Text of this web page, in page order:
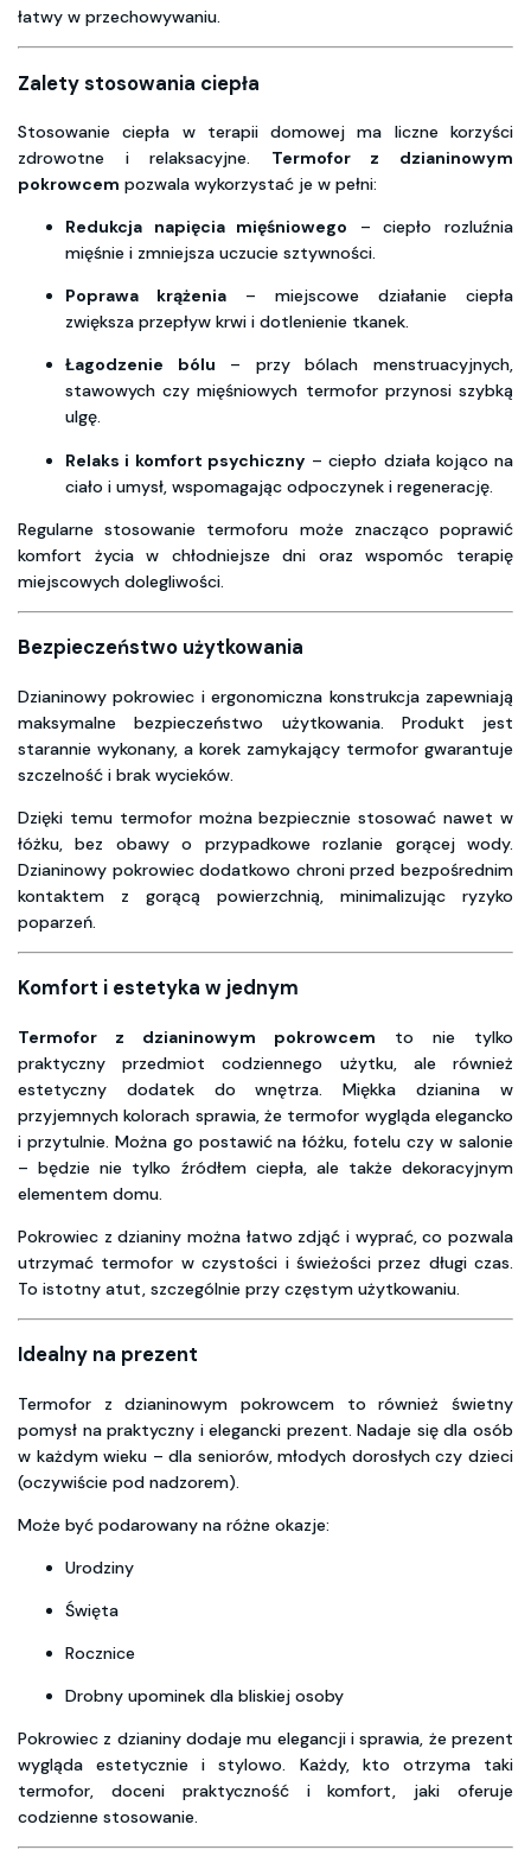
łatwy w przechowywaniu.
Zalety stosowania ciepła
Stosowanie ciepła w terapii domowej ma liczne korzyści
zdrowotne i relaksacyjne. Termofor z dzianinowym
pokrowcem pozwala wykorzystać je w pełni:
Redukcja napięcia mięśniowego – ciepło rozluźnia
mięśnie i zmniejsza uczucie sztywności.
Poprawa krążenia – miejscowe działanie ciepła
zwiększa przepływ krwi i dotlenienie tkanek.
Łagodzenie bólu – przy bólach menstruacyjnych,
stawowych czy mięśniowych termofor przynosi szybką
ulgę.
Relaks i komfort psychiczny – ciepło działa kojąco na
ciało i umysł, wspomagając odpoczynek i regenerację.
Regularne stosowanie termoforu może znacząco poprawić
komfort życia w chłodniejsze dni oraz wspomóc terapię
miejscowych dolegliwości.
Bezpieczeństwo użytkowania
Dzianinowy pokrowiec i ergonomiczna konstrukcja zapewniają
maksymalne bezpieczeństwo użytkowania. Produkt jest
starannie wykonany, a korek zamykający termofor gwarantuje
szczelność i brak wycieków.
Dzięki temu termofor można bezpiecznie stosować nawet w
łóżku, bez obawy o przypadkowe rozlanie gorącej wody.
Dzianinowy pokrowiec dodatkowo chroni przed bezpośrednim
kontaktem z gorącą powierzchnią, minimalizując ryzyko
poparzeń.
Komfort i estetyka w jednym
Termofor z dzianinowym pokrowcem to nie tylko
praktyczny przedmiot codziennego użytku, ale również
estetyczny dodatek do wnętrza. Miękka dzianina w
przyjemnych kolorach sprawia, że termofor wygląda elegancko
i przytulnie. Można go postawić na łóżku, fotelu czy w salonie
– będzie nie tylko źródłem ciepła, ale także dekoracyjnym
elementem domu.
Pokrowiec z dzianiny można łatwo zdjąć i wyprać, co pozwala
utrzymać termofor w czystości i świeżości przez długi czas.
To istotny atut, szczególnie przy częstym użytkowaniu.
Idealny na prezent
Termofor z dzianinowym pokrowcem to również świetny
pomysł na praktyczny i elegancki prezent. Nadaje się dla osób
w każdym wieku – dla seniorów, młodych dorosłych czy dzieci
(oczywiście pod nadzorem).
Może być podarowany na różne okazje:
Urodziny
Święta
Rocznice
Drobny upominek dla bliskiej osoby
Pokrowiec z dzianiny dodaje mu elegancji i sprawia, że prezent
wygląda estetycznie i stylowo. Każdy, kto otrzyma taki
termofor, doceni praktyczność i komfort, jaki oferuje
codzienne stosowanie.